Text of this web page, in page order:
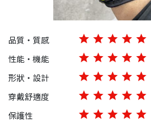
品質・質感 star star star star star
性能・機能
star star star star star
形狀・設計
star star star star star
穿戴舒適度
star star star star star
保護性
star star star star star